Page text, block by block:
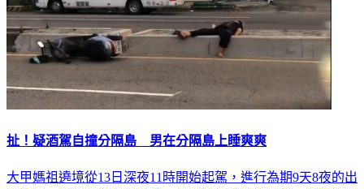
扯！疑酒駕自撞分隔島 男在分隔島上睡爽爽
大甲媽祖遶境從13日深夜11時開始起駕，進行為期9天8夜的出